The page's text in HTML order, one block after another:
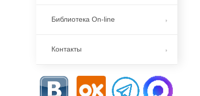
Библиотека On-line
Контакты